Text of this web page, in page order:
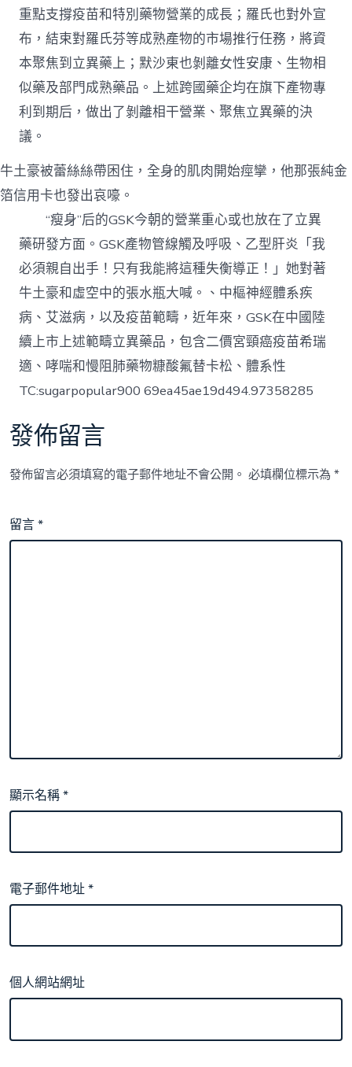
重點支撐疫苗和特別藥物營業的成長；羅氏也對外宣
布，結束對羅氏芬等成熟產物的市場推行任務，將資
本聚焦到立異藥上；默沙東也剝離女性安康、生物相
似藥及部門成熟藥品。上述跨國藥企均在旗下產物專
利到期后，做出了剝離相干營業、聚焦立異藥的決
議。
牛土豪被蕾絲絲帶困住，全身的肌肉開始痙攣，他那張純金
箔信用卡也發出哀嚎。
“瘦身”后的GSK今朝的營業重心或也放在了立異
藥研發方面。GSK產物管線觸及呼吸、乙型肝炎「我
必須親自出手！只有我能將這種失衡導正！」她對著
牛土豪和虛空中的張水瓶大喊。、中樞神經體系疾
病、艾滋病，以及疫苗範疇，近年來，GSK在中國陸
續上市上述範疇立異藥品，包含二價宮頸癌疫苗希瑞
適、哮喘和慢阻肺藥物糠酸氟替卡松、體系性
TC:sugarpopular900 69ea45ae19d494.97358285
發佈留言
發佈留言必須填寫的電子郵件地址不會公開。 必填欄位標示為*
留言*
顯示名稱*
電子郵件地址*
個人網站網址